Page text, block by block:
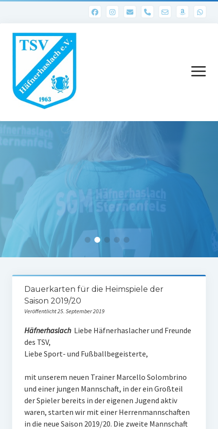
phone
Menü
öffnen
1. Mannschaft
Ergebnisse 1. Mannschaft
Tabelle 1.Mannschaft
Spielerstatistik 1. Mannschaft
Spielplan Kreisliga A3
Ergebnisse Damen
Spielplan Bezirksliga Damen
Ü30-Fussball
AH-Abteilung
Breitensport
Dauerkarten für die Heimspiele der
Saison 2019/20
Veröffentlicht 25. September 2019
HäfnerhaslachLiebe Häfnerhaslacher und Freunde
des TSV,
Liebe Sport- und Fußballbegeisterte,
mit unserem neuen Trainer Marcello Solombrino
und einer jungen Mannschaft, in der ein Großteil
der Spieler bereits in der eigenen Jugend aktiv
waren, starten wir mit einer Herrenmannschaften
in die neue Saison 2019/20. Die zweite Mannschaft